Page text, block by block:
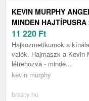
KEVIN MURPHY
MINDEN
11 220 Ft
Hajkozmetikumok a
valók. Hajmaszk a Kevin
létrehozva - minde...
kevin murphy
brasty.hu